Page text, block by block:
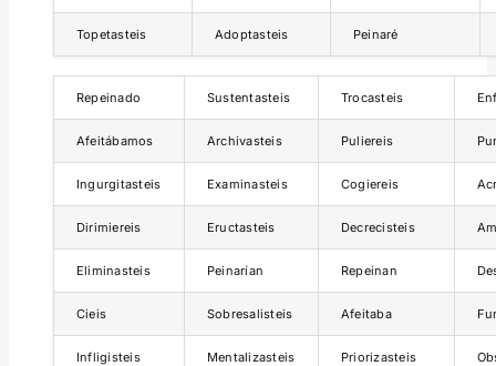
Topetasteis Adoptasteis Peinaré
Repeinado Sustentasteis Trocasteis
Afeitábamos Archivasteis Puliereis
Ingurgitasteis Examinasteis Cogiereis
Dirimiereis Eructasteis Decrecisteis
Eliminasteis Peinarían Repeinan
Cieis Sobresalisteis Afeitaba
Infligisteis Mentalizasteis Priorizasteis